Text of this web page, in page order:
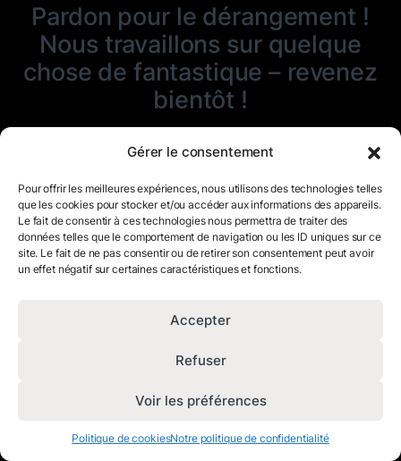
Gérer le consentement
Pour offrir les meilleures expériences, nous utilisons des technologies telles
que les cookies pour stocker et/ou accéder aux informations des appareils.
Le fait de consentir à ces technologies nous permettra de traiter des
données telles que le comportement de navigation ou les ID uniques sur ce
site. Le fait de ne pas consentir ou de retirer son consentement peut avoir
un effet négatif sur certaines caractéristiques et fonctions.
Accepter
Refuser
Voir les préférences
Politique de cookiesNotre politique de confidentialité
Pardon pour le dérangement !
Nous travaillons sur quelque
chose de fantastique – revenez
bientôt !